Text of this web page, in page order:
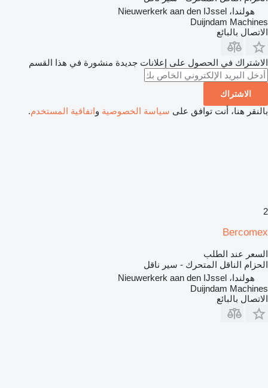
هولندا، Nieuwerkerk aan den IJssel
Duijndam Machines
الاتصال بالبائع
الاشتراك في الحصول على إعلانات جديدة منشورة في هذا القسم
الاشتراك
بالنقر هنا، أنت توافق على سياسة الخصوصية واتفاقية المستخدم.
2
Bercomex
السعر عند الطلب
الحزام الناقل المتحرك - سير ناقل
هولندا، Nieuwerkerk aan den IJssel
Duijndam Machines
الاتصال بالبائع